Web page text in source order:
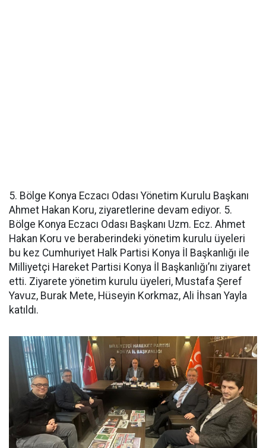
5. Bölge Konya Eczacı Odası Yönetim Kurulu Başkanı
Ahmet Hakan Koru, ziyaretlerine devam ediyor. 5.
Bölge Konya Eczacı Odası Başkanı Uzm. Ecz. Ahmet
Hakan Koru ve beraberindeki yönetim kurulu üyeleri
bu kez Cumhuriyet Halk Partisi Konya İl Başkanlığı ile
Milliyetçi Hareket Partisi Konya İl Başkanlığı’nı ziyaret
etti. Ziyarete yönetim kurulu üyeleri, Mustafa Şeref
Yavuz, Burak Mete, Hüseyin Korkmaz, Ali İhsan Yayla
katıldı.